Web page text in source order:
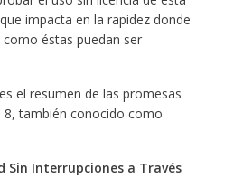
impacta en la rapidez donde
éstas puedan ser
el resumen de las promesas
8, también conocido como
Sin Interrupciones a Través